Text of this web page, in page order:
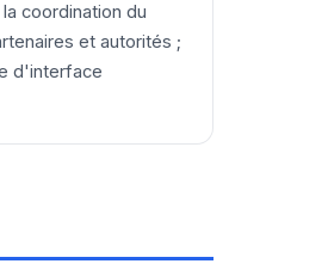
coordination du
et autorités ;
d'interface